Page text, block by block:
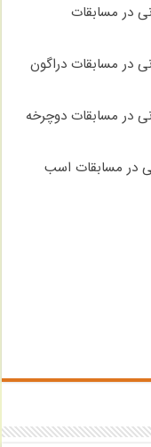
در مسابقات
در مسابقات دراگون
در مسابقات دوچرخه
در مسابقات اسب